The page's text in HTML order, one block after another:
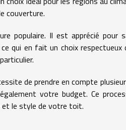
couverture.
populaire. Il est apprécié pour
qui en fait un choix respectueux
de prendre en compte
votre budget. Ce
et le style de votre toit.